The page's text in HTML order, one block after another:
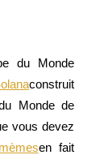
du Monde
construit
Monde de
vous devez
en fait